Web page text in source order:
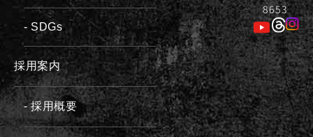
8653
- SDGs
採用案内
- 採用概要